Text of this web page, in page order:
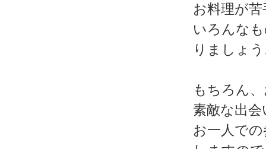
お料理が
いろんな
りましょ
もちろん
素敵な出
お一人で